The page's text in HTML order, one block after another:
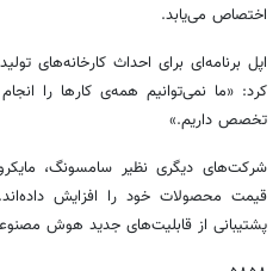
اختصاص می‌یابد.
اپل برنامه‌ای برای احداث کارخانه‌های
کرد: «ما نمی‌توانیم همه‌ی کارها را
تخصص داریم.»
شرکت‌های دیگری نظیر سامسونگ،
قیمت محصولات خود را افزایش
پشتیبانی از قابلیت‌های جدید هوش